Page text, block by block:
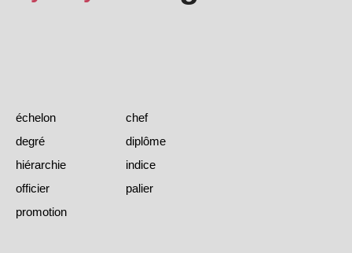
échelon
chef
degré
diplôme
hiérarchie
indice
officier
palier
promotion